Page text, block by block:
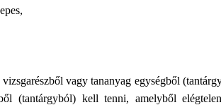
vagy tananyag egységből
(tantárgyból) kell tenni, amelyből